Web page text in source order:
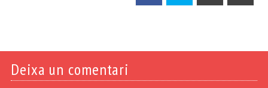
Deixa un comentari